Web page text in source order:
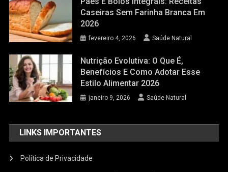
Caseiras Sem Farinha Branca Em
2026
fevereiro 4, 2026 Saúde Natural
Nutrição Evolutiva: O Que É,
Benefícios E Como Adotar Esse
Estilo Alimentar 2026
janeiro 9, 2026 Saúde Natural
LINKS IMPORTANTES
Política de Privacidade